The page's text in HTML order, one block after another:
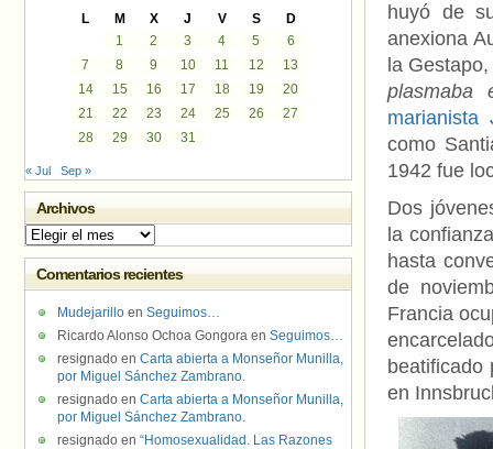
huyó de
anexiona
la Gestapo,
plasmaba
marianista
como
1942 fue
Dos
la
hasta
de
Francia
en
L M X J V S
D
1
2 3 4 5
6
7
8 9 10 11 12
13
14
15 16 17 18 19
20
21
22 23 24 25 26
27
28
29 30 31
« Jul Sep »
Archivos
Archivos
Comentarios recientes
Mudejarillo en Seguimos…
Ricardo Alonso Ochoa Gongora en Seguimos…
resignado en Carta abierta a Monseñor Munilla,
por Miguel Sánchez Zambrano.
resignado en Carta abierta a Monseñor Munilla,
por Miguel Sánchez Zambrano.
resignado en “Homosexualidad. Las Razones